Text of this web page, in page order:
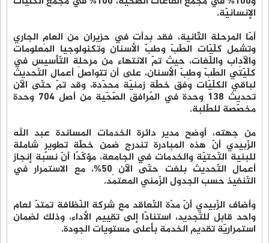
الإنسانيّة.
أمّا المرحلة الثّانية، فقد بدأت في حزيران من العامِ الجاري
وتشمل كلّيّات الطّبّ وطبّ الأسنان وتكنولوجيا المعلومات
والآداب واللّغات، حيث تمّ الانتهاء من مرحلة التّأسيس في
كلّيّتَي الطّبّ وطبّ الأسنان، على أن تتواصلَ أعمال التّحديث
لباقي الكلّيّات وَفق خطّةٍ زمنيّة محدّدة، وقد تمّ حتّى الآن
تحديث 138 وحدة في المرافق الصّحّية من أصل 704 وحدة
مخصّصة للطّلبة.
من جهته، أوضح مدير دائرة الخدمات المساندة عبد الله
الزّبيدي أنّ هذه المبادرة تندرج ضمن خطّة تطويرٍ شاملة
للبنية التّحتيّة والخدمات في الجامعة، مؤكّدًا أنّ نسبة إنجاز
أعمال التّحديث بلغت حتّى الآن 50%، مع الاستمرار في
التّنفيذ حسب الجدول الزّمني المعتمَد.
وأضاف الزّبيدي أنّ مدّة التّعاقد مع شركة النّظافة تمتدّ لعام
واحد قابل للتّجديد، استنادًا إلى تقييم الأداء، وذلك لضمان
استمراريّة تقديم الخدمة بأعلى مستويات الجودة.